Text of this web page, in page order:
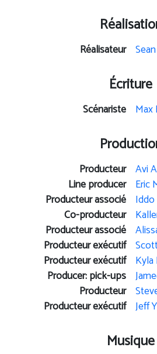
Réalisateur
Écriture
Scénariste
Producteur Avi
Line producer Eric
Producteur associé
Co-producteur
Producteur associé
Producteur exécutif
Producteur exécutif Kyla
Producer: pick-ups
Producteur
Producteur exécutif Jeff
Musique